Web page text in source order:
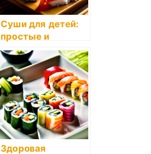
Суши для детей:
простые и
вкусные рецепты
Здоровая